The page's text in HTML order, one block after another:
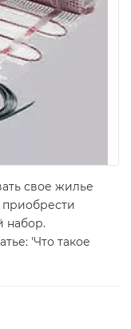
свое жилье
набор.
'Что такое